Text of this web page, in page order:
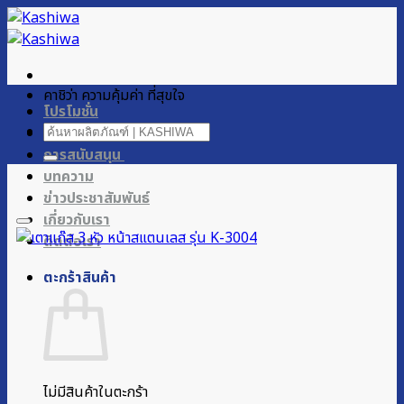
ข้าม
ไป
เนื้อหา
โปรโมชั่น
ผลิตภัณฑ์ของเรา
การสนับสนุน
บทความ
ข่าวประชาสัมพันธ์
เกี่ยวกับเรา
ติดต่อเรา
ตะกร้าสินค้า
ไม่มีสินค้าในตะกร้า
คาชิว่า ความคุ้มค่า ที่สุขใจ
ค้นหา: